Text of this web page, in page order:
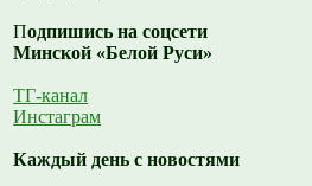
Подпишись на соцсети
Минской «Белой Руси»
ТГ-канал
Инстаграм
Каждый день с новостями